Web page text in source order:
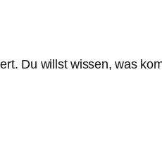
Du willst wissen, was